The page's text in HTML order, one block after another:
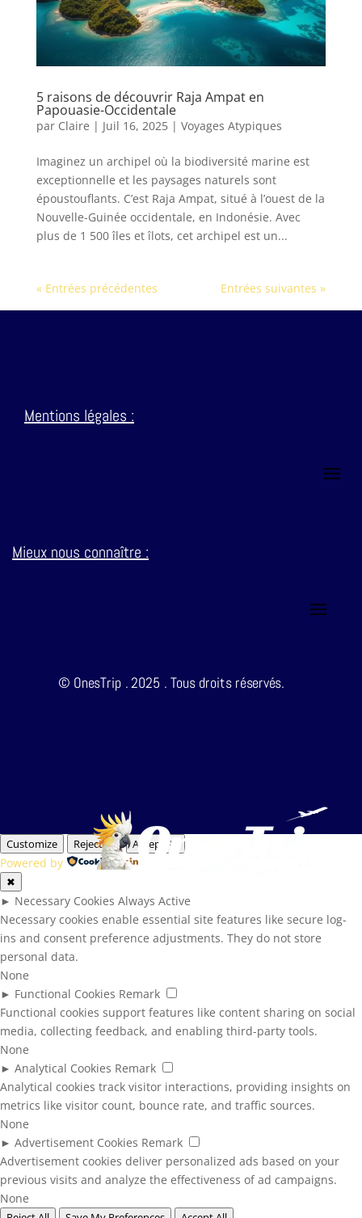
5 raisons de découvrir Raja Ampat en
Papouasie-Occidentale
par Claire | Juil 16, 2025| Voyages Atypiques
Imaginez un archipel où la biodiversité marine est
exceptionnelle et les paysages naturels sont
époustouflants. C’est Raja Ampat, situé à l’ouest de la
Nouvelle-Guinée occidentale, en Indonésie. Avec
plus de 1 500 îles et îlots, cet archipel est un...
« Entrées précédentes Entrées suivantes »
Mentions légales :
Mieux nous connaître :
© OnesTrip . 2025 . Tous droits réservés.
Customize Reject All Accept All
Powered by
✖
► Necessary Cookies Always Active
Necessary cookies enable essential site features like secure log-
ins and consent preference adjustments. They do not store
personal data.
None
► Functional Cookies Remark
Functional cookies support features like content sharing on social
media, collecting feedback, and enabling third-party tools.
None
► Analytical Cookies Remark
Analytical cookies track visitor interactions, providing insights on
metrics like visitor count, bounce rate, and traffic sources.
None
► Advertisement Cookies Remark
Advertisement cookies deliver personalized ads based on your
previous visits and analyze the effectiveness of ad campaigns.
None